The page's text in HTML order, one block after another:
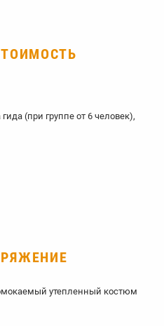
(при группе от 6 человек),
утепленный костюм